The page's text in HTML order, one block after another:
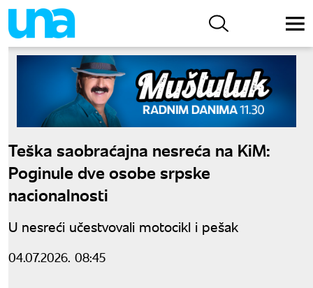
Teška saobraćajna nesreća na KiM:
Poginule dve osobe srpske
nacionalnosti
U nesreći učestvovali motocikl i pešak
04.07.2026. 08:45